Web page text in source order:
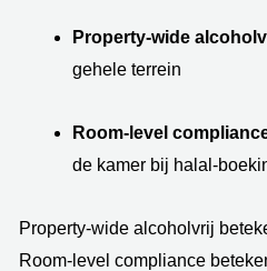
Property-wide
gehele terrein
Room-level
de kamer bij halal-
Property-wide alcoholvrij
Room-level compliance